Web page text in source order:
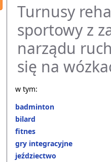
Turnusy
sportowy z
narządu
się na
w tym:
badminton
bilard
fitnes
gry integracyjne
jeździectwo